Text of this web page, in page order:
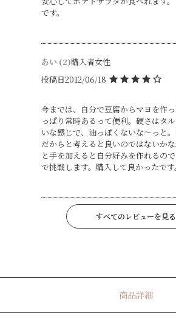
です。
あい 2 購入者女性
投稿日2012/06/18
今までは、自分で豆腐からマヨを作
っぱり常時あるって便利。硬さはタ
いな感じで、油っぽくないな～っと
だからと考えると良いのではないか
と手を加えると自分好みを作れるの
で挑戦します。購入して良かったです。
すべてのレビューを見る
商品詳細